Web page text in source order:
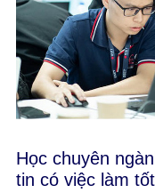
Học chuyên
tin có việc làm